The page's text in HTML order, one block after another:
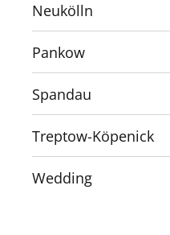
Neukölln
Pankow
Spandau
Treptow-Köpenick
Wedding